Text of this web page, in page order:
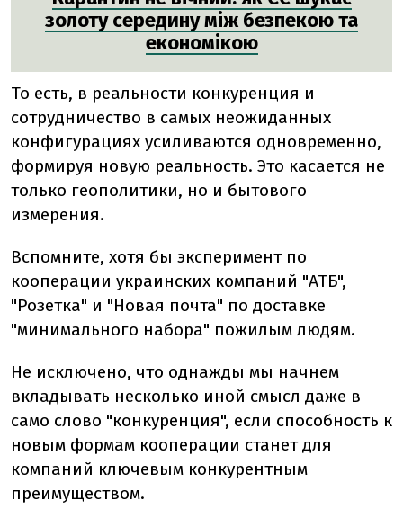
золоту середину між безпекою та
економікою
То есть, в реальности конкуренция и
сотрудничество в самых неожиданных
конфигурациях усиливаются одновременно,
формируя новую реальность. Это касается не
только геополитики, но и бытового
измерения.
Вспомните, хотя бы эксперимент по
кооперации украинских компаний "АТБ",
"Розетка" и "Новая почта" по доставке
"минимального набора" пожилым людям.
Не исключено, что однажды мы начнем
вкладывать несколько иной смысл даже в
само слово "конкуренция", если способность к
новым формам кооперации станет для
компаний ключевым конкурентным
преимуществом.